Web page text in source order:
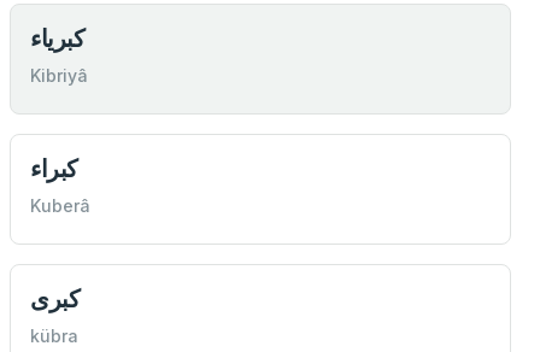
كبرياء
Kibriyâ
كبراء
Kuberâ
كبرى
kübra